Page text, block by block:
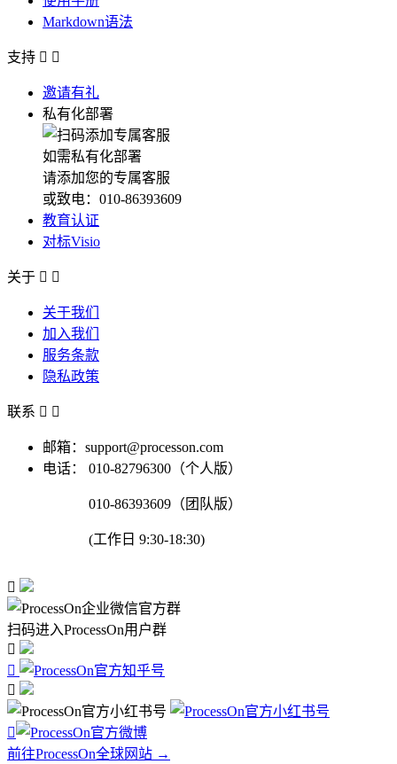
Markdown语法
支持  
邀请有礼
私有化部署
如需私有化部署
请添加您的专属客服
或致电：010-86393609
教育认证
对标Visio
关于  
关于我们
加入我们
服务条款
隐私政策
联系  
邮箱：support@processon.com
电话：
010-82796300（个人版）
010-86393609（团队版）
(工作日 9:30-18:30)

扫码进入ProcessOn用户群




前往ProcessOn全球网站 →